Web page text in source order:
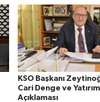
KSO Başkanı
Cari Denge ve Yatırım
Açıklaması